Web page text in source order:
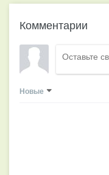
Комментарии
Новые